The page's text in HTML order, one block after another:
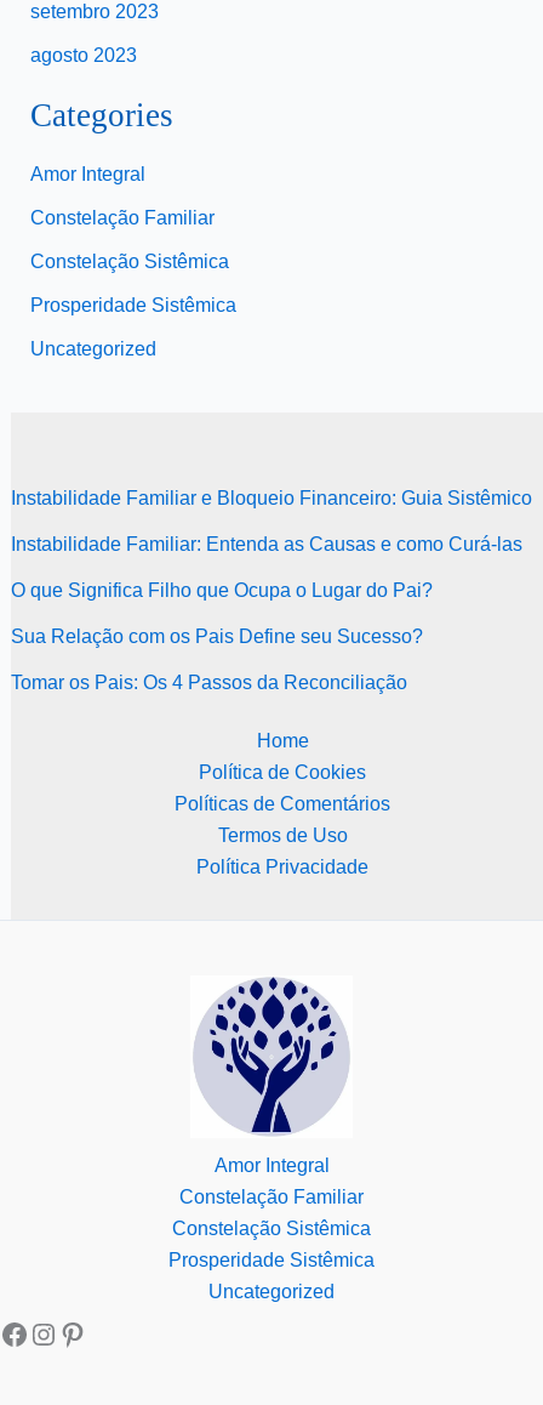
setembro 2023
agosto 2023
Categories
Amor Integral
Constelação Familiar
Constelação Sistêmica
Prosperidade Sistêmica
Uncategorized
Instabilidade Familiar e Bloqueio Financeiro: Guia Sistêmico
Instabilidade Familiar: Entenda as Causas e como Curá-las
O que Significa Filho que Ocupa o Lugar do Pai?
Sua Relação com os Pais Define seu Sucesso?
Tomar os Pais: Os 4 Passos da Reconciliação
Home
Política de Cookies
Políticas de Comentários
Termos de Uso
Política Privacidade
Amor Integral
Constelação Familiar
Constelação Sistêmica
Prosperidade Sistêmica
Uncategorized